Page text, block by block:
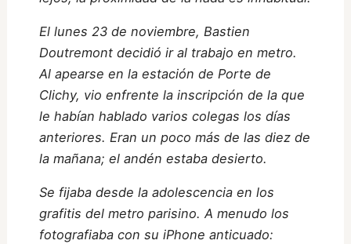
El lunes 23 de noviembre, Bastien
Doutremont decidió ir al trabajo en metro.
Al apearse en la estación de Porte de
Clichy, vio enfrente la inscripción de la que
le habían hablado varios colegas los días
anteriores. Eran un poco más de las diez de
la mañana; el andén estaba desierto.
Se fijaba desde la adolescencia en los
grafitis del metro parisino. A menudo los
fotografiaba con su iPhone anticuado: